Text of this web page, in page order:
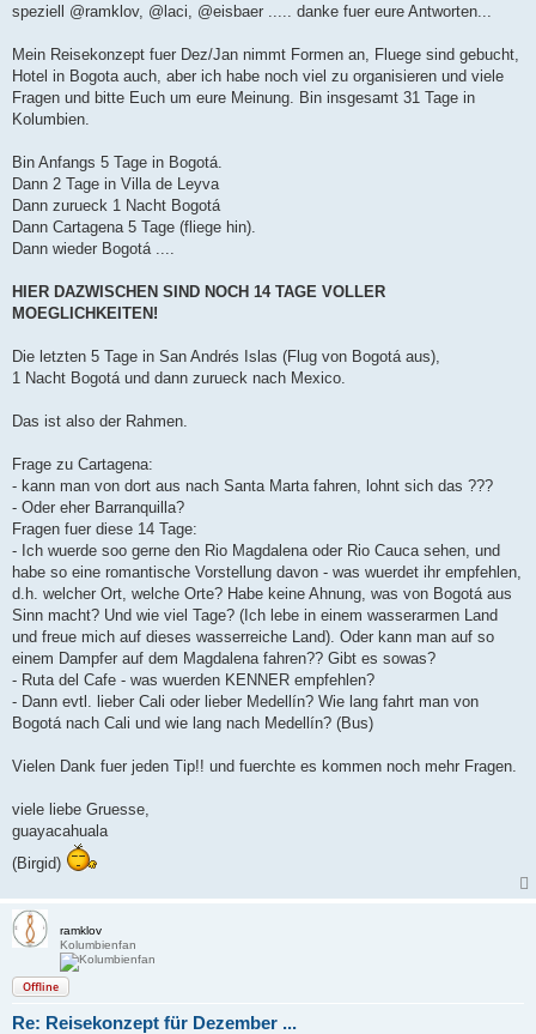
a
speziell @ramklov, @laci, @eisbaer ..... danke fuer eure Antworten...
Mein Reisekonzept fuer Dez/Jan nimmt Formen an, Fluege sind gebucht,
Hotel in Bogota auch, aber ich habe noch viel zu organisieren und viele
Fragen und bitte Euch um eure Meinung. Bin insgesamt 31 Tage in
Kolumbien.
Bin Anfangs 5 Tage in Bogotá.
Dann 2 Tage in Villa de Leyva
Dann zurueck 1 Nacht Bogotá
Dann Cartagena 5 Tage (fliege hin).
Dann wieder Bogotá ....
HIER DAZWISCHEN SIND NOCH 14 TAGE VOLLER
MOEGLICHKEITEN!
Die letzten 5 Tage in San Andrés Islas (Flug von Bogotá aus),
1 Nacht Bogotá und dann zurueck nach Mexico.
Das ist also der Rahmen.
Frage zu Cartagena:
- kann man von dort aus nach Santa Marta fahren, lohnt sich das ???
- Oder eher Barranquilla?
Fragen fuer diese 14 Tage:
- Ich wuerde soo gerne den Rio Magdalena oder Rio Cauca sehen, und
habe so eine romantische Vorstellung davon - was wuerdet ihr empfehlen,
d.h. welcher Ort, welche Orte? Habe keine Ahnung, was von Bogotá aus
Sinn macht? Und wie viel Tage? (Ich lebe in einem wasserarmen Land
und freue mich auf dieses wasserreiche Land). Oder kann man auf so
einem Dampfer auf dem Magdalena fahren?? Gibt es sowas?
- Ruta del Cafe - was wuerden KENNER empfehlen?
- Dann evtl. lieber Cali oder lieber Medellín? Wie lang fahrt man von
Bogotá nach Cali und wie lang nach Medellín? (Bus)
Vielen Dank fuer jeden Tip!! und fuerchte es kommen noch mehr Fragen.
viele liebe Gruesse,
guayacahuala
(Birgid)
ramklov
Kolumbienfan
Offline
Re: Reisekonzept für Dezember ...